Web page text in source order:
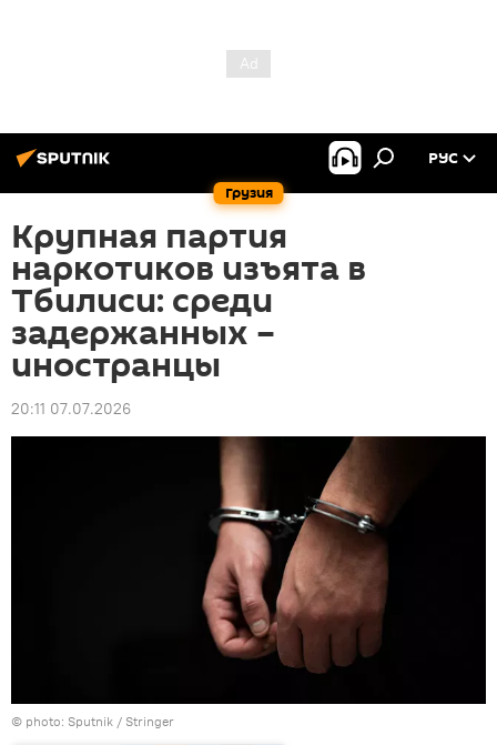
Грузия
РУС
Крупная партия
наркотиков изъята в
Тбилиси: среди
задержанных –
иностранцы
20:11 07.07.2026
© photo: Sputnik / Stringer